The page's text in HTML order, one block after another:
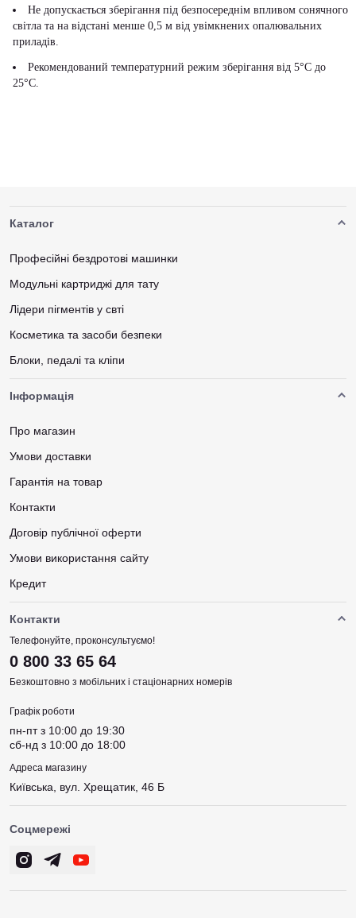
Не допускається зберігання під безпосереднім впливом сонячного
світла та на відстані менше 0,5 м від увімкнених опалювальних
приладів.
Рекомендований температурний режим зберігання від 5°С до
25°С.
Каталог
Професійні бездротові машинки
Модульні картриджі для тату
Лідери пігментів у свті
Косметика та засоби безпеки
Блоки, педалі та кліпи
Інформація
Про магазин
Умови доставки
Гарантія на товар
Контакти
Договір публічної оферти
Умови використання сайту
Кредит
Контакти
Телефонуйте, проконсультуємо!
0 800 33 65 64
Безкоштовно з мобільних і стаціонарних номерів
Графік роботи
пн-пт з 10:00 до 19:30
сб-нд з 10:00 до 18:00
Адреса магазину
Київська, вул. Хрещатик, 46 Б
Соцмережі